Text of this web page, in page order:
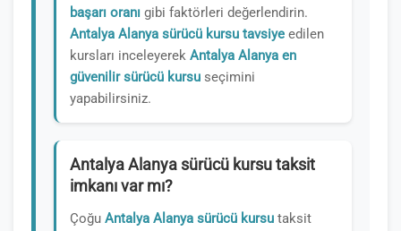
başarı oranı gibi faktörleri değerlendirin.
Antalya Alanya sürücü kursu tavsiye edilen
kursları inceleyerek Antalya Alanya en
güvenilir sürücü kursu seçimini
yapabilirsiniz.
Antalya Alanya sürücü kursu taksit
imkanı var mı?
Çoğu Antalya Alanya sürücü kursu taksit